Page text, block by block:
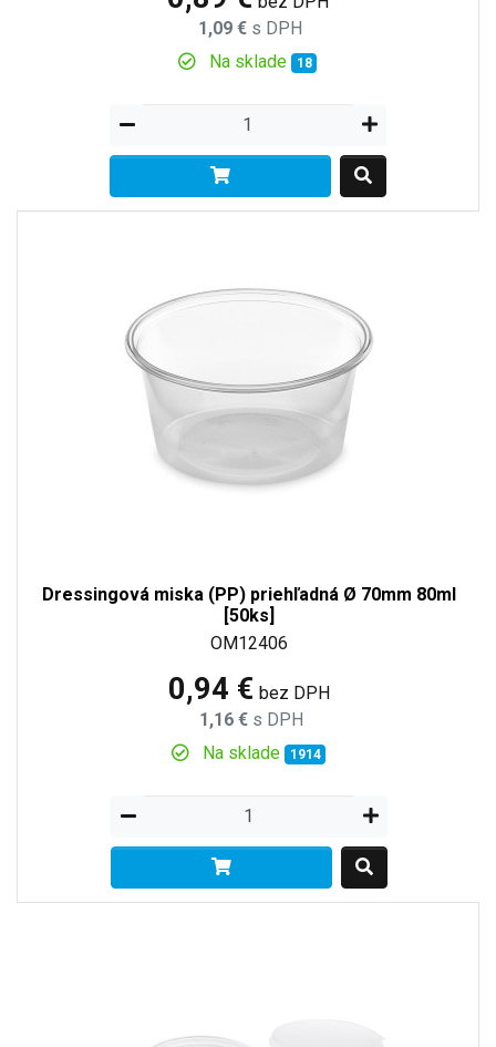
1,09 € s DPH
Na sklade
18
Dressingová miska (PP) priehľadná Ø 70mm 80ml
[50ks]
OM12406
0,94 € bez DPH
1,16 € s DPH
Na sklade
1914